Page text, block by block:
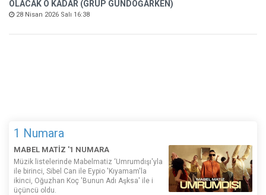
OLACAK O KADAR (GRUP GÜNDOĞARKEN)
28 Nisan 2026 Salı 16:38
1 Numara
MABEL MATİZ '1 NUMARA
Müzik listelerinde Mabelmatiz ‘Umrumdışı'yla
ile birinci, Sibel Can ile Eypio 'Kıyamam'la
ikinci, Oğuzhan Koç 'Bunun Adı Aşksa' ile i
üçüncü oldu.